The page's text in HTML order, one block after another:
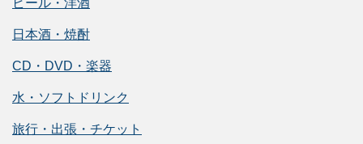
ビール・洋酒
日本酒・焼酎
CD・DVD・楽器
水・ソフトドリンク
旅行・出張・チケット